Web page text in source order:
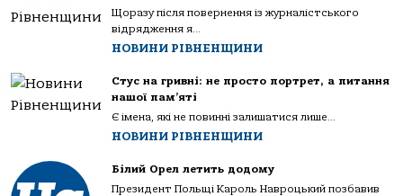
Щоразу після повернення із журналістського
відрядження я...
НОВИНИ РІВНЕНЩИНИ
Стус на гривні: не просто портрет, а питання
нашої пам’яті
Є імена, які не повинні залишатися лише...
НОВИНИ РІВНЕНЩИНИ
Білий Орел летить додому
Президент Польщі Кароль Навроцький позбавив